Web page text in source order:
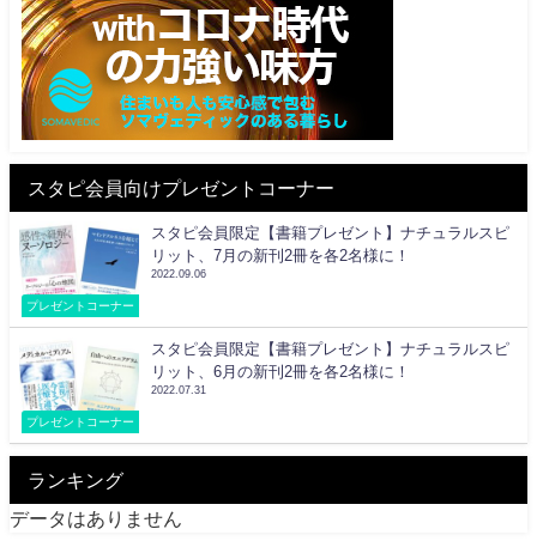
スタピ会員向けプレゼントコーナー
プレゼントコーナー
スタピ会員限定【書籍プレゼント】ナチュラルスピ
リット、7月の新刊2冊を各2名様に！
2022.09.06
プレゼントコーナー
スタピ会員限定【書籍プレゼント】ナチュラルスピ
リット、6月の新刊2冊を各2名様に！
2022.07.31
ランキング
データはありません